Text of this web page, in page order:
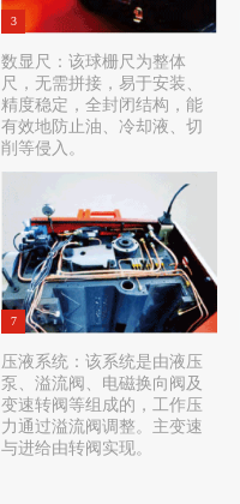
3
数显尺：该球栅尺为整体
尺，无需拼接，易于安装、
精度稳定，全封闭结构，能
有效地防止油、冷却液、切
削等侵入。
7
压液系统：该系统是由液压
泵、溢流阀、电磁换向阀及
变速转阀等组成的，工作压
力通过溢流阀调整。主变速
与进给由转阀实现。